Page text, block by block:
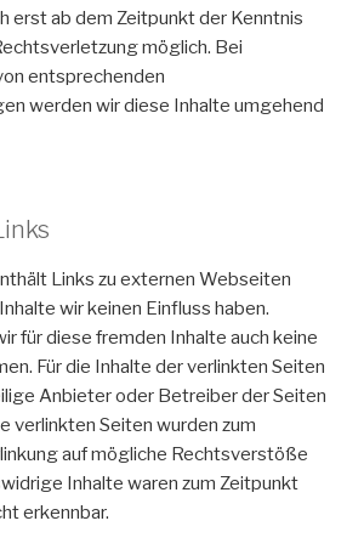
erst ab dem Zeitpunkt der Kenntnis
möglich. Bei
entsprechenden
werden wir diese Inhalte umgehend
Links zu externen Webseiten
wir keinen Einfluss haben.
für diese fremden Inhalte auch keine
Für die Inhalte der verlinkten Seiten
Anbieter oder Betreiber der Seiten
verlinkten Seiten wurden zum
auf mögliche Rechtsverstöße
Inhalte waren zum Zeitpunkt
erkennbar.